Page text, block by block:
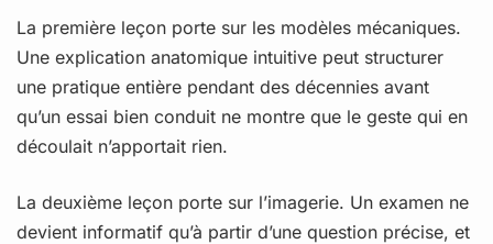
La première leçon porte sur les modèles mécaniques.
Une explication anatomique intuitive peut structurer
une pratique entière pendant des décennies avant
qu’un essai bien conduit ne montre que le geste qui en
découlait n’apportait rien.
La deuxième leçon porte sur l’imagerie. Un examen ne
devient informatif qu’à partir d’une question précise, et